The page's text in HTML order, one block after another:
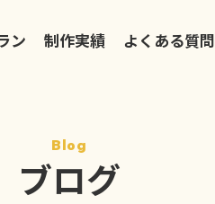
ン 制作実績 よくある質問
Blog
ブログ